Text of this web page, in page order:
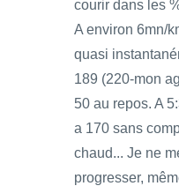
courir dans les
A environ 6mn/
quasi
189 (220-mon
50 au repos. A
a 170 sans
chaud... Je ne
progresser,